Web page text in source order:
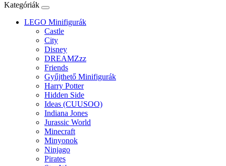
Kategóriák
LEGO Minifigurák
Castle
City
Disney
DREAMZzz
Friends
Gyűjthető Minifigurák
Harry Potter
Hidden Side
Ideas (CUUSOO)
Indiana Jones
Jurassic World
Minecraft
Minyonok
Ninjago
Pirates